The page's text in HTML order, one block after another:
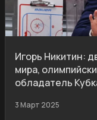
Игорь Никитин:
мира,
обладатель
3 Март 2025